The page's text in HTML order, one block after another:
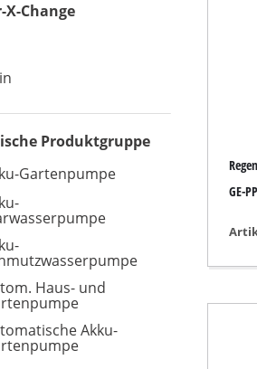
Kapp- /
Universalsägen
Dekupiersägen
Sonstige Sägen
X-Change
Produktgruppe
Gartenpumpe
Haus- und
Akku-
GE-